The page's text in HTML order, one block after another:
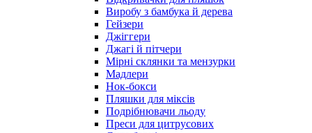
Виробу з бамбука й дерева
Гейзери
Джіггери
Джагі й пітчери
Мірні склянки та мензурки
Мадлери
Нок-бокси
Пляшки для міксів
Подрібнювачи льоду
Преси для цитрусових